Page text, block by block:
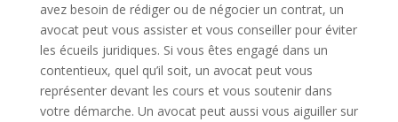
avez besoin de rédiger ou de négocier un contrat, un
avocat peut vous assister et vous conseiller pour éviter
les écueils juridiques. Si vous êtes engagé dans un
contentieux, quel qu’il soit, un avocat peut vous
représenter devant les cours et vous soutenir dans
votre démarche. Un avocat peut aussi vous aiguiller sur